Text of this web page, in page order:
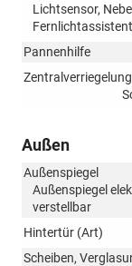
Lichtsensor,
Fernlichtassistent
Pannenhilfe
Zentralverriegelung
Außen
Außenspiegel
Außenspiegel
verstellbar
Hintertür (Art)
Scheiben,